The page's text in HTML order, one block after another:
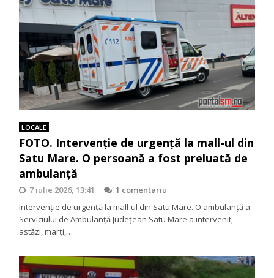
LOCALE
FOTO. Intervenție de urgență la mall-ul din
Satu Mare. O persoană a fost preluată de
ambulanță
7 iulie 2026, 13:41
1 comentariu
Intervenție de urgență la mall-ul din Satu Mare. O ambulanță a
Serviciului de Ambulanță Județean Satu Mare a intervenit,
astăzi, marți,…